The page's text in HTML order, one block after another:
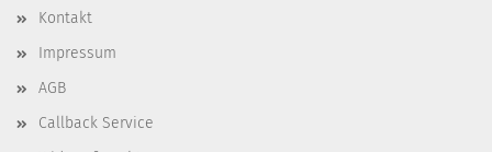
Kontakt
Impressum
AGB
Callback Service